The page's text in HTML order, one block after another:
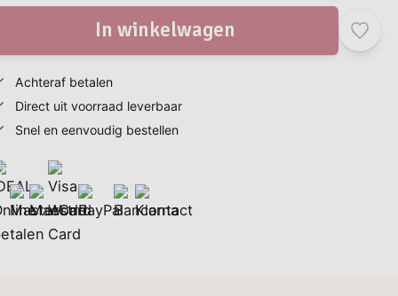
In winkelwagen
Achteraf betalen
Direct uit voorraad leverbaar
Snel en eenvoudig bestellen